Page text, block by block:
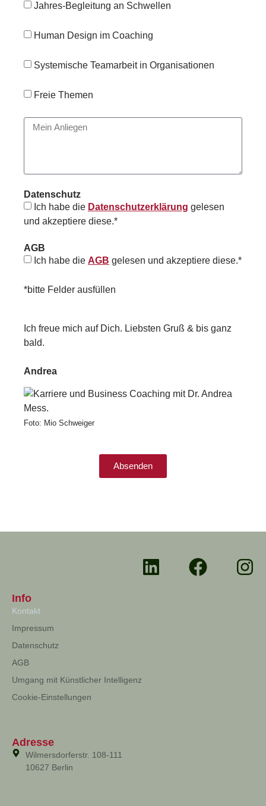
Jahres-Begleitung an Schwellen
Human Design im Coaching
Systemische Teamarbeit in Organisationen
Freie Themen
Datenschutz
Ich habe die Datenschutzerklärung gelesen
und akzeptiere diese.*
AGB
Ich habe die AGB gelesen und akzeptiere diese.*
*bitte Felder ausfüllen
Ich freue mich auf Dich. Liebsten Gruß & bis ganz
bald.
Andrea
Foto: Mio Schweiger
Absenden
Info
Kontakt
Impressum
Datenschutz
AGB
Umgang mit Künstlicher Intelligenz
Cookie-Einstellungen
Adresse
Wilmersdorferstr. 108-111
10627 Berlin